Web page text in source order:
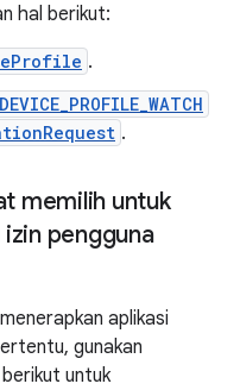
hal berikut:
.
DEVICE_PROFILE_WATCH
.
memilih untuk
pengguna
aplikasi
gunakan
untuk